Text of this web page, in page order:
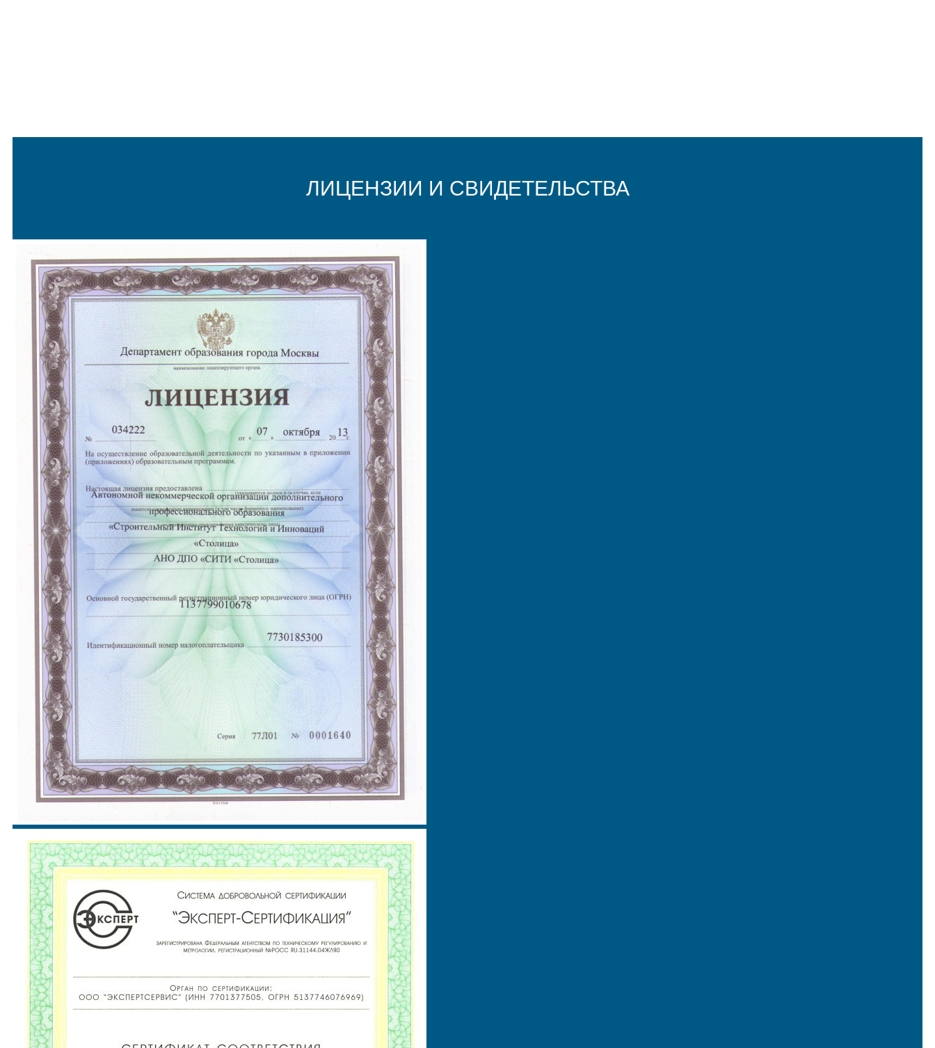
ЛИЦЕНЗИИ И СВИДЕТЕЛЬСТВА